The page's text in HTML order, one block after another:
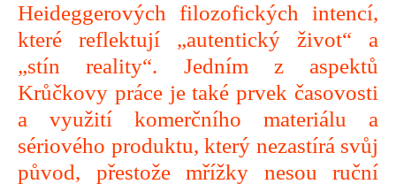
Heideggerových filozofických intencí,
které reflektují „autentický život“ a
„stín reality“. Jedním z aspektů
Krůčkovy práce je také prvek časovosti
a využití komerčního materiálu a
sériového produktu, který nezastírá svůj
původ, přestože mřížky nesou ruční